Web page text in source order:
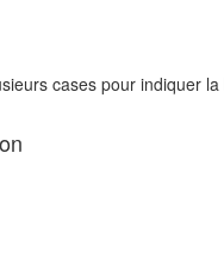
cases pour indiquer